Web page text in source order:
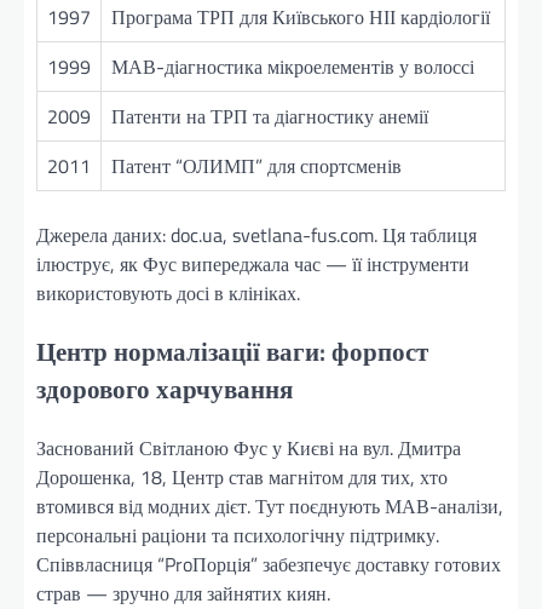
1997
Програма ТРП для Київського НІІ кардіології
1999
МАВ-діагностика мікроелементів у волоссі
2009
Патенти на ТРП та діагностику анемії
2011
Патент “ОЛИМП” для спортсменів
Джерела даних: doc.ua, svetlana-fus.com. Ця таблиця
ілюструє, як Фус випереджала час — її інструменти
використовують досі в клініках.
Центр нормалізації ваги: форпост
здорового харчування
Заснований Світланою Фус у Києві на вул. Дмитра
Дорошенка, 18, Центр став магнітом для тих, хто
втомився від модних дієт. Тут поєднують МАВ-аналізи,
персональні раціони та психологічну підтримку.
Співвласниця “ProПорція” забезпечує доставку готових
страв — зручно для зайнятих киян.